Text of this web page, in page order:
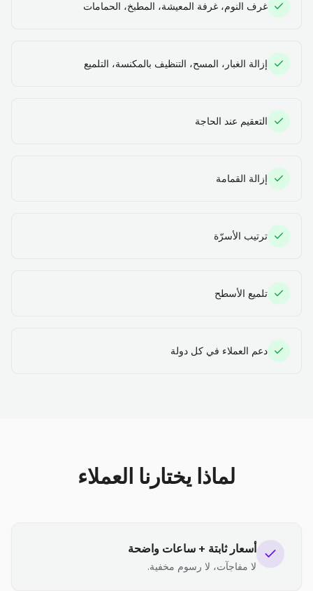
غرف النوم، غرفة المعيشة، المطبخ، الحمامات
إزالة الغبار، المسح، التنظيف بالمكنسة، التلميع
التعقيم عند الحاجة
إزالة القمامة
ترتيب الأسرّة
تلميع الأسطح
دعم العملاء في كل دولة
لماذا يختارنا العملاء
أسعار ثابتة + ساعات واضحة
لا مفاجآت، لا رسوم مخفية.